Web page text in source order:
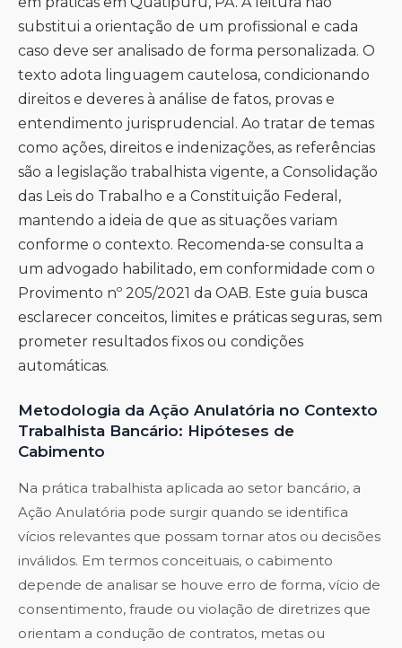
substitui a orientação de um profissional e cada
caso deve ser analisado de forma personalizada. O
texto adota linguagem cautelosa, condicionando
direitos e deveres à análise de fatos, provas e
entendimento jurisprudencial. Ao tratar de temas
como ações, direitos e indenizações, as referências
são a legislação trabalhista vigente, a Consolidação
das Leis do Trabalho e a Constituição Federal,
mantendo a ideia de que as situações variam
conforme o contexto. Recomenda-se consulta a
um advogado habilitado, em conformidade com o
Provimento nº 205/2021 da OAB. Este guia busca
esclarecer conceitos, limites e práticas seguras, sem
prometer resultados fixos ou condições
automáticas.
Metodologia da Ação Anulatória no Contexto
Trabalhista Bancário: Hipóteses de
Cabimento
Na prática trabalhista aplicada ao setor bancário, a
Ação Anulatória pode surgir quando se identifica
vícios relevantes que possam tornar atos ou decisões
inválidos. Em termos conceituais, o cabimento
depende de analisar se houve erro de forma, vício de
consentimento, fraude ou violação de diretrizes que
orientam a condução de contratos, metas ou